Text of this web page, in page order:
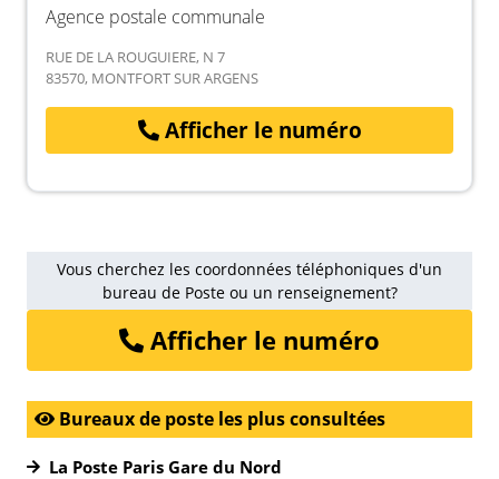
Agence postale communale
RUE DE LA ROUGUIERE, N 7
83570, MONTFORT SUR ARGENS
Afficher le numéro
Vous cherchez les coordonnées téléphoniques d'un
bureau de Poste ou un renseignement?
Afficher le numéro
Bureaux de poste les plus consultées
La Poste Paris Gare du Nord